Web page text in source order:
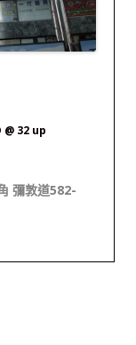
32 up
彌敦道582-